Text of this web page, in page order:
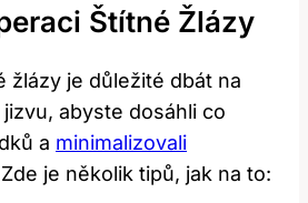
‍štítné Žlázy
žlázy​ je důležité dbát na
abyste dosáhli co‍
a minimalizovali
je několik tipů, jak na ⁢to: